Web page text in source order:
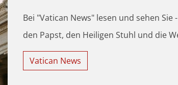
Bei "Vatican News" lesen und sehen
den Papst, den Heiligen Stuhl und die
Vatican News